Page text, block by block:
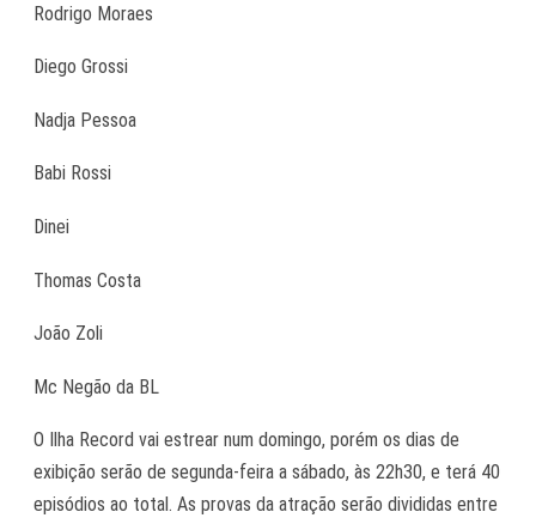
Rodrigo Moraes
Diego Grossi
Nadja Pessoa
Babi Rossi
Dinei
Thomas Costa
João Zoli
Mc Negão da BL
O Ilha Record vai estrear num domingo, porém os dias de
exibição serão de segunda-feira a sábado, às 22h30, e terá 40
episódios ao total. As provas da atração serão divididas entre